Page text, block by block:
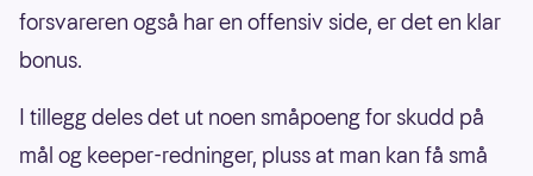
forsvareren også har en offensiv side, er det en klar
bonus.
I tillegg deles det ut noen småpoeng for skudd på
mål og keeper-redninger, pluss at man kan få små